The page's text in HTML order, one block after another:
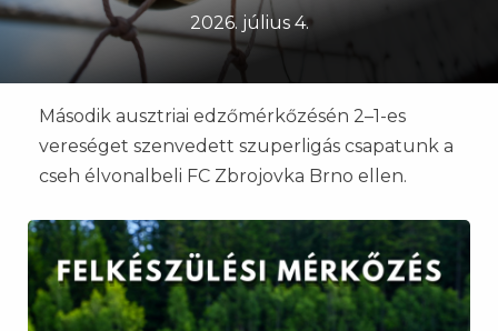
2026. július 4.
Második ausztriai edzőmérkőzésén 2–1-es
vereséget szenvedett szuperligás csapatunk a
cseh élvonalbeli FC Zbrojovka Brno ellen.